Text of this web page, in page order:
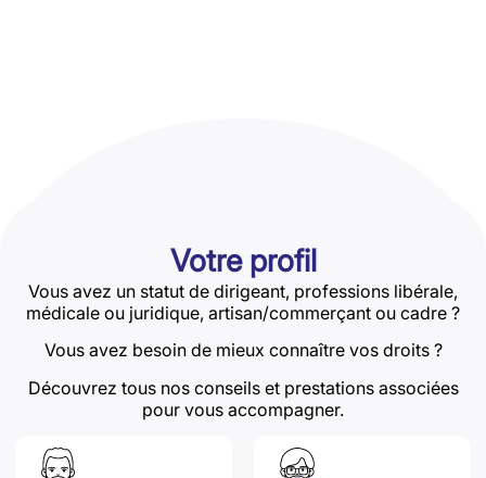
Votre profil
Vous avez un statut de dirigeant, professions libérale,
médicale ou juridique, artisan/commerçant ou cadre ?
Vous avez besoin de mieux connaître vos droits ?
Découvrez tous nos conseils et prestations associées
pour vous accompagner.